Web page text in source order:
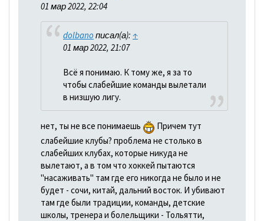
01 мар 2022, 22:04
dolbano писал(а): ↑
01 мар 2022, 21:07
Всё я понимаю. К тому же, я за то
чтобы слабейшие команды вылетали
в низшую лигу.
нет, ты не все понимаешь
Причем тут
слабейшие клубы? проблема не столько в
слабейших клубах, которые никуда не
вылетают, а в том что хоккей пытаются
"насаживать" там где его никогда не было и не
будет - сочи, китай, дальний восток. И убивают
там где были традиции, команды, детские
школы, тренера и болельщики - Тольятти,